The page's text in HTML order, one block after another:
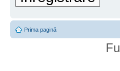
Prima pagină